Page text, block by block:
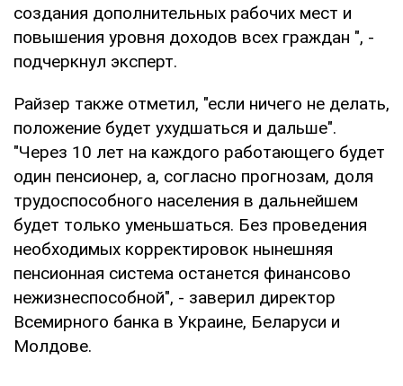
создания дополнительных рабочих мест и
повышения уровня доходов всех граждан ", -
подчеркнул эксперт.
Райзер также отметил, "если ничего не делать,
положение будет ухудшаться и дальше".
"Через 10 лет на каждого работающего будет
один пенсионер, а, согласно прогнозам, доля
трудоспособного населения в дальнейшем
будет только уменьшаться. Без проведения
необходимых корректировок нынешняя
пенсионная система останется финансово
нежизнеспособной", - заверил директор
Всемирного банка в Украине, Беларуси и
Молдове.